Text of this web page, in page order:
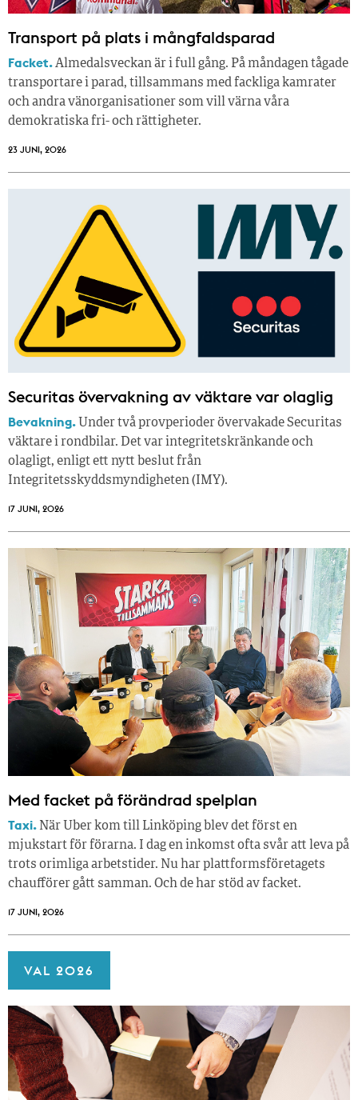
Transport på plats i mångfaldsparad
Facket.Almedalsveckan är i full gång. På måndagen tågade
transportare i parad, tillsammans med fackliga kamrater
och andra vänorganisationer som vill värna våra
demokratiska fri- och rättigheter.
23 JUNI, 2026
Securitas övervakning av väktare var olaglig
Bevakning. Under två provperioder övervakade Securitas
väktare i rondbilar. Det var integritetskränkande och
olagligt, enligt ett nytt beslut från
Integritetsskyddsmyndigheten (IMY).
17 JUNI, 2026
Med facket på förändrad spelplan
Taxi. När Uber kom till Linköping blev det först en
mjukstart för förarna. I dag en inkomst ofta svår att leva på
trots orimliga arbetstider. Nu har plattformsföretagets
chaufförer gått samman. Och de har stöd av facket.
17 JUNI, 2026
VAL 2026